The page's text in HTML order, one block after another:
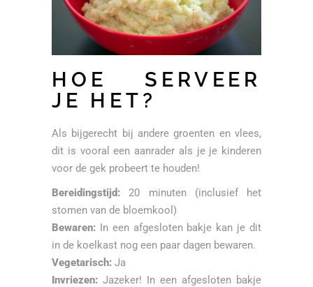
HOE SERVEER
JE HET?
Als bijgerecht bij andere groenten en vlees,
dit is vooral een aanrader als je je kinderen
voor de gek probeert te houden!
Bereidingstijd: 20 minuten (inclusief het
stomen van de bloemkool)
Bewaren: In een afgesloten bakje kan je dit
in de koelkast nog een paar dagen bewaren.
Vegetarisch: Ja
Invriezen: Jazeker! In een afgesloten bakje